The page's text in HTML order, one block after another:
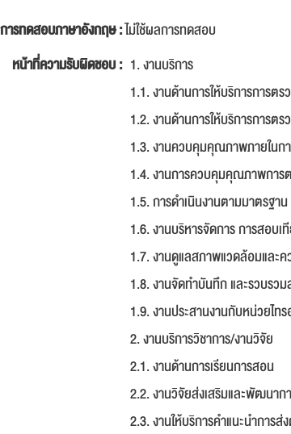
การทดสอบภาษาอังกฤษ :ไม่ใช้ผลการทดสอบ
หน้าที่ความรับผิดชอบ : 1. งานบริการ
1.1. งานด้านการให้บริการการ
1.2. งานด้านการให้บริการการตร
1.3. งานควบคุมคุณภาพภายใน
1.4. งานการควบคุมคุณภาพกา
1.5. การดำเนินงานตามมาตรฐา
1.6. งานบริหารจัดการ การสอบเ
1.7. งานดูแลสภาพแวดล้อมและ
1.8. งานจัดทำบันทึก และรวบรว
1.9. งานประสานงานกับหน่วยไ
2. งานบริการวิชาการ/งานวิจัย
2.1. งานด้านการเรียนการสอน
2.2. งานวิจัยส่งเสริมและพัฒนาก
2.3. งานให้บริการคำแนะนำการส่